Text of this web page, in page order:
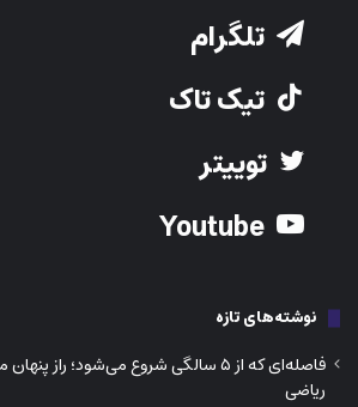
تلگرام
تیک تاک
توییتر
نوشته‌های تازه
فاصله‌ای که از ۵ سالگی شروع می‌شود؛
ریاضی